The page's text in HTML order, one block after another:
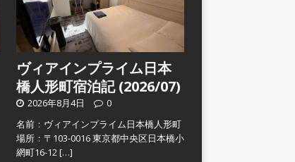
ヴィアインプライム日本
橋人形町宿泊記 (2026/07)
2026年8月4日
0
名前：ヴィアインプライム日本橋人形町
場所：〒103-0016 東京都中央区日本橋小
網町16-12[…]